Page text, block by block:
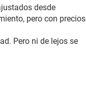
desde
pero con precios
Pero ni de lejos se